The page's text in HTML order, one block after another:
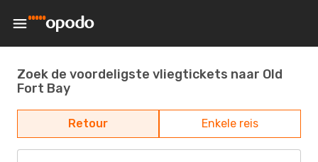
Zoek de voordeligste vliegtickets naar Old
Fort Bay
Retour Enkele reis